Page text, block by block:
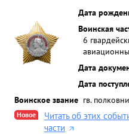
Дата
Воинская
6
Дата
Дата
Воинское звание гв.
Новое
Читать об этих
части